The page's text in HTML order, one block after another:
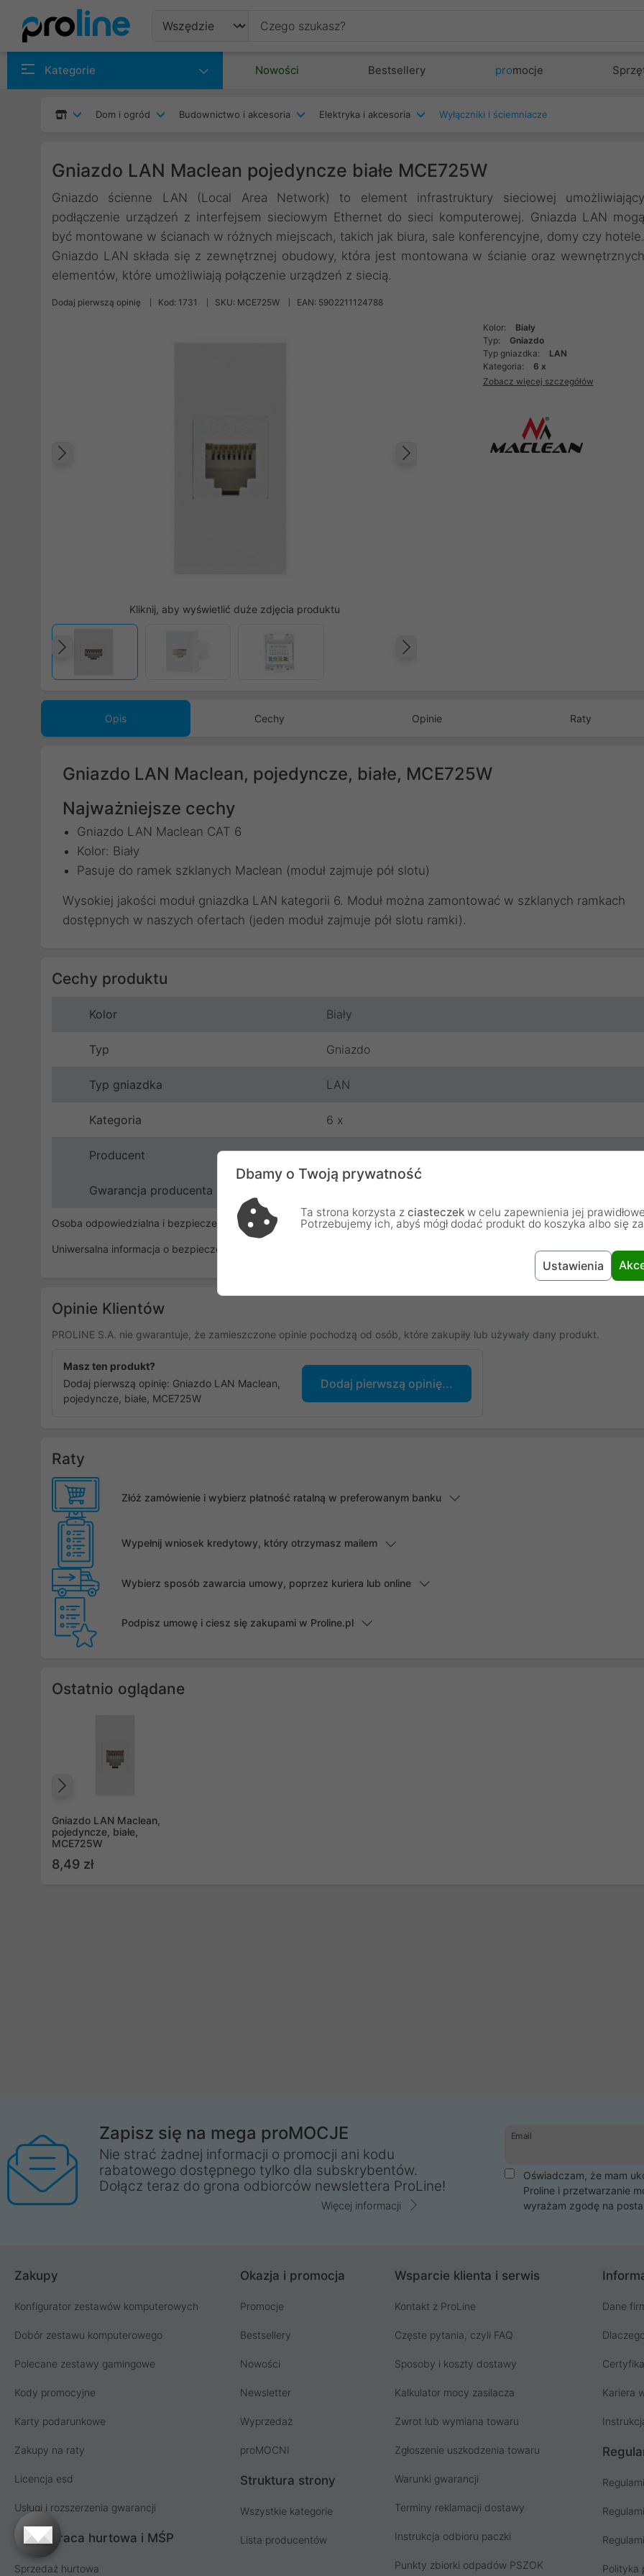
Kategorie Nowości Bestsellery promocje
Dom i ogród Budownictwo i akcesoria Elektryka i akcesoria Wyłączniki i ściemniacze
Gniazdo LAN Maclean pojedyncze białe MCE725W
Gniazdo ścienne LAN (Local Area Network) to element infrastruktury sieciowej umożliwiający
podłączenie urządzeń z interfejsem sieciowym Ethernet do sieci komputerowej. Gniazda LAN mogą
być montowane w ścianach w różnych miejscach, takich jak biura, sale konferencyjne, domy czy hotele.
Gniazdo LAN składa się z zewnętrznej obudowy, która jest montowana w ścianie oraz wewnętrznych
elementów, które umożliwiają połączenie urządzeń z siecią.
Dodaj pierwszą opinię Kod: 1731 SKU: MCE725W EAN: 5902211124788
Kliknij, aby wyświetlić duże zdjęcia produktu
Poprzedni
Kolor:
Biały
Typ:
Gniazdo
Typ gniazdka:
LAN
Kategoria:
6 x
Zobacz więcej szczegółów
Opis Cechy Opinie Raty
Gniazdo LAN Maclean, pojedyncze, białe, MCE725W
Najważniejsze cechy
Gniazdo LAN Maclean CAT 6
Kolor: Biały
Pasuje do ramek szklanych Maclean (moduł zajmuje pół slotu)
Wysokiej jakości moduł gniazdka LAN kategorii 6. Moduł można zamontować w szklanych ramkach
dostępnych w naszych ofertach (jeden moduł zajmuje pół slotu ramki).
Cechy produktu
Kolor Biały
Typ Gniazdo
Typ gniazdka LAN
Kategoria 6 x
Producent Maclean
Gwarancja producenta
Osoba odpowiedzialna i bezpieczeństwo
Uniwersalna informacja o bezpieczeństwie
Opinie Klientów
PROLINE S.A. nie gwarantuje, że zamieszczone opinie pochodzą od osób, które zakupiły lub używały dany produkt.
Masz ten produkt?
Dodaj pierwszą opinię: Gniazdo LAN Maclean,
pojedyncze, białe, MCE725W
Dodaj pierwszą opinię...
Raty
Złóż zamówienie i wybierz płatność ratalną w preferowanym banku
Wypełnij wniosek kredytowy, który otrzymasz mailem
Wybierz sposób zawarcia umowy, poprzez kuriera lub online
Podpisz umowę i ciesz się zakupami w Proline.pl
Ostatnio oglądane
Gniazdo LAN Maclean,
pojedyncze, białe,
MCE725W
8,49 zł
Zapisz się na mega proMOCJE
Nie strać żadnej informacji o promocji ani kodu
rabatowego dostępnego tylko dla subskrybentów.
Dołącz teraz do grona odbiorców newslettera ProLine!
Więcej informacji
Email
Oświadczam, że mam
Proline i przetwarzanie
wyrażam zgodę na
Zakupy
Konfigurator zestawów komputerowych
Dobór zestawu komputerowego
Polecane zestawy gamingowe
Kody promocyjne
Karty podarunkowe
Zakupy na raty
Licencja esd
Usługi i rozszerzenia gwarancji
Współpraca hurtowa i MŚP
Sprzedaż hurtowa
Okazja i promocja
Promocje
Bestsellery
Nowości
Newsletter
Wyprzedaż
proMOCNI
Struktura strony
Wszystkie kategorie
Lista producentów
Wsparcie klienta i serwis
Kontakt z ProLine
Częste pytania, czyli FAQ
Sposoby i koszty dostawy
Kalkulator mocy zasilacza
Zwrot lub wymiana towaru
Zgłoszenie uszkodzenia towaru
Warunki gwarancji
Terminy reklamacji dostawy
Instrukcja odbioru paczki
Punkty zbiorki odpadów PSZOK
Dane
Kariera
Polityka
Dbamy o Twoją prywatność
Ta strona korzysta z ciasteczek w celu zapewnienia jej
Potrzebujemy ich, abyś mógł dodać produkt do koszyka albo się
Ustawienia